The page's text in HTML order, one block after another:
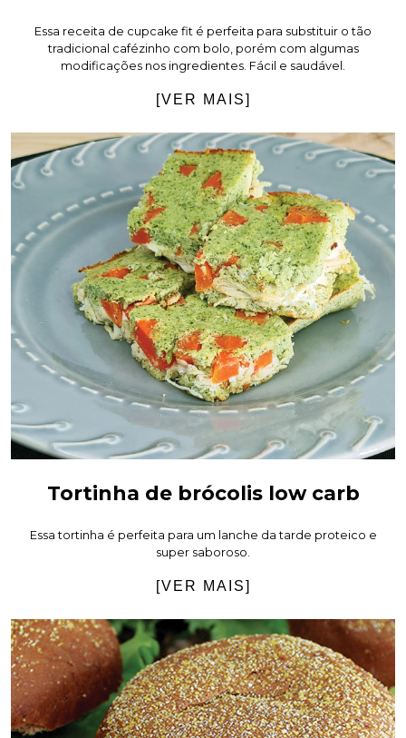
Essa receita de cupcake fit é perfeita para substituir o tão
tradicional cafézinho com bolo, porém com algumas
modificações nos ingredientes. Fácil e saudável.
[VER MAIS]
Tortinha de brócolis low carb
Essa tortinha é perfeita para um lanche da tarde proteico e
super saboroso.
[VER MAIS]